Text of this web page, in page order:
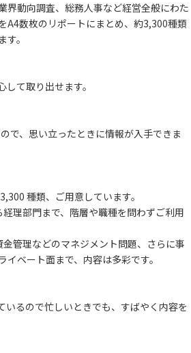
界動向調査、総務人事など経営全般にわた
A4数枚のリポートにまとめ、約3,300種類
。
て取り出せます。
で、思い立ったときに情報が入手できま
種類、ご用意しています。
理部門まで、階層や職種を問わずご利用
管理などのマネジメント問題、さらに事
ベート面まで、内容は多彩です。
いるので忙しいときでも、すばやく内容を